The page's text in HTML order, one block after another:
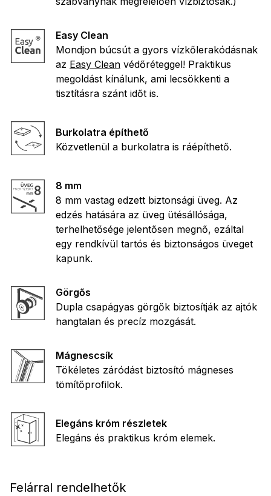
Easy Clean
Mondjon búcsút a gyors vízkőlerakódásnak
az Easy Clean védőréteggel! Praktikus
megoldást kínálunk, ami lecsökkenti a
tisztításra szánt időt is.
Burkolatra építhető
Közvetlenül a burkolatra is ráépíthető.
8 mm
8 mm vastag edzett biztonsági üveg. Az
edzés hatására az üveg ütésállósága,
terhelhetősége jelentősen megnő, ezáltal
egy rendkívül tartós és biztonságos üveget
kapunk.
Görgős
Dupla csapágyas görgők biztosítják az ajtók
hangtalan és precíz mozgását.
Mágnescsík
Tökéletes záródást biztosító mágneses
tömítőprofilok.
Elegáns króm részletek
Elegáns és praktikus króm elemek.
Felárral rendelhetők